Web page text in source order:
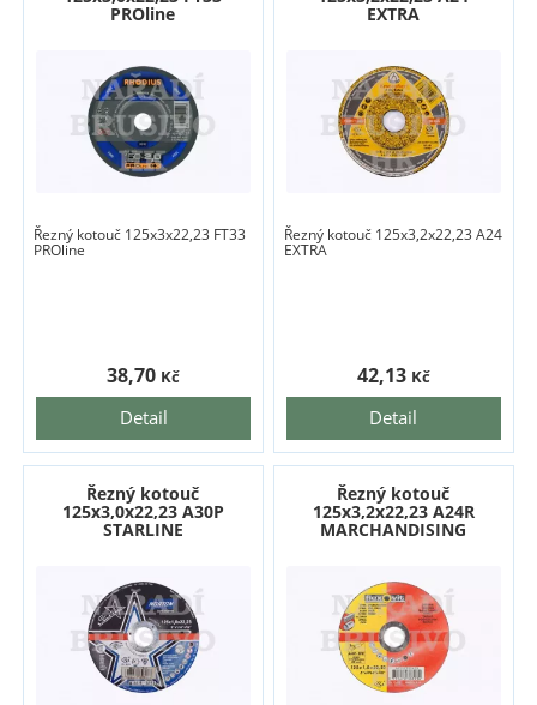
PROline
Řezný kotouč 125x3x22,23 FT33
PROline
Detail
38,70 Kč
EXTRA
Řezný kotouč 125x3,2x22,23 A24
EXTRA
Detail
42,13 Kč
Řezný kotouč
125x3,0x22,23 A30P
STARLINE
Řezný kotouč
125x3,2x22,23 A24R
MARCHANDISING